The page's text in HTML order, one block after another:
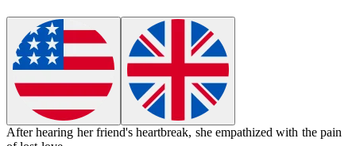
After hearing her friend's heartbreak, she empathized with the pain